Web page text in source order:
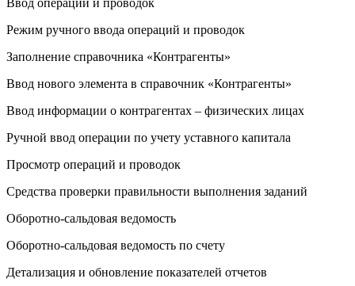
Ввод операций и проводок
Режим ручного ввода операций и проводок
Заполнение справочника «Контрагенты»
Ввод нового элемента в справочник «Контрагенты»
Ввод информации о контрагентах – физических лицах
Ручной ввод операции по учету уставного капитала
Просмотр операций и проводок
Средства проверки правильности выполнения заданий
Оборотно-сальдовая ведомость
Оборотно-сальдовая ведомость по счету
Детализация и обновление показателей отчетов